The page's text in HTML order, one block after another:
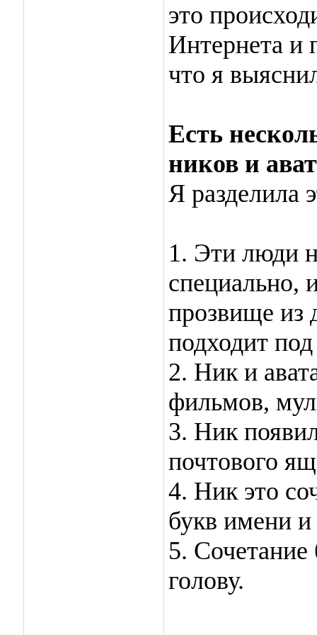
это
Интернета и
что я
Есть
ников и
Я разделила
1. Эти люди
специально,
прозвище из
подходит
2. Ник и
фильмов,
3. Ник
почтового
4. Ник это
букв имени
5.
голову.